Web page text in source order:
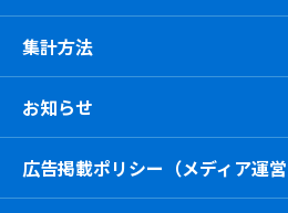
集計方法
お知らせ
広告掲載ポリシー（メディア運営